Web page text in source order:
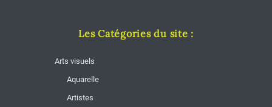
Les Catégories du site :
Arts visuels
Aquarelle
Artistes